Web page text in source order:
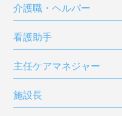
介護職・ヘルパー
看護助手
主任ケアマネジャー
施設長